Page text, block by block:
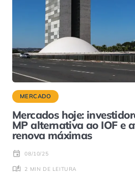
MERCADO
Mercados hoje:
MP alternativa ao IOF e
renova máximas
08/10/25
2 MIN DE LEITURA